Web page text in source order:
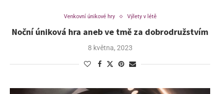
Venkovní únikové hry Výlety v létě
Noční úniková hra aneb ve tmě za dobrodružstvím
8 května, 2023